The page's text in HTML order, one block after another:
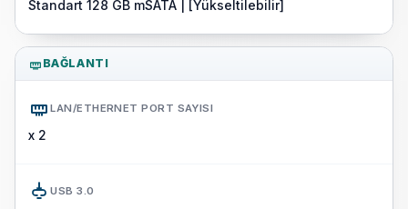
Standart 128 GB mSATA | [Yükseltilebilir]
BAĞLANTI
LAN/ETHERNET PORT SAYISI
x 2
USB 3.0